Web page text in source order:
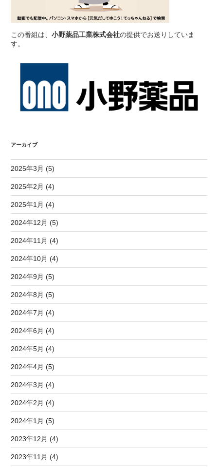
この番組は、小野薬品工業株式会社の提供でお送りしていま
す。
アーカイブ
2025年3月 (5)
2025年2月 (4)
2025年1月 (4)
2024年12月 (5)
2024年11月 (4)
2024年10月 (4)
2024年9月 (5)
2024年8月 (5)
2024年7月 (4)
2024年6月 (4)
2024年5月 (4)
2024年4月 (5)
2024年3月 (4)
2024年2月 (4)
2024年1月 (5)
2023年12月 (4)
2023年11月 (4)